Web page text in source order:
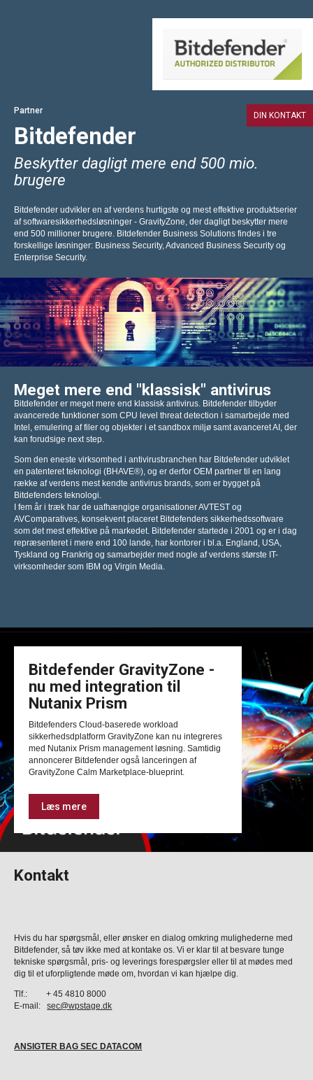
Partner
Bitdefender
Beskytter dagligt mere end 500 mio.
brugere
Bitdefender udvikler en af verdens hurtigste og mest effektive produktserier
af softwaresikkerhedsløsninger - GravityZone, der dagligt beskytter mere
end 500 millioner brugere. Bitdefender Business Solutions findes i tre
forskellige løsninger: Business Security, Advanced Business Security og
Enterprise Security.
Meget mere end "klassisk" antivirus
Bitdefender er meget mere end klassisk antivirus. Bitdefender tilbyder
avancerede funktioner som CPU level threat detection i samarbejde med
Intel, emulering af filer og objekter i et sandbox miljø samt avanceret AI, der
kan forudsige next step.
Som den eneste virksomhed i antivirusbranchen har Bitdefender udviklet
en patenteret teknologi (BHAVE®), og er derfor OEM partner til en lang
række af verdens mest kendte antivirus brands, som er bygget på
Bitdefenders teknologi.
I fem år i træk har de uafhængige organisationer AVTEST og
AVComparatives, konsekvent placeret Bitdefenders sikkerhedssoftware
som det mest effektive på markedet. Bitdefender startede i 2001 og er i dag
repræsenteret i mere end 100 lande, har kontorer i bl.a. England, USA,
Tyskland og Frankrig og samarbejder med nogle af verdens største IT-
virksomheder som IBM og Virgin Media.
DIN KONTAKT
Bitdefender GravityZone -
nu med integration til
Nutanix Prism
Bitdefenders Cloud-baserede workload
sikkerhedsdplatform GravityZone kan nu integreres
med Nutanix Prism management løsning. Samtidig
annoncerer Bitdefender også lanceringen af
GravityZone Calm Marketplace-blueprint.
Læs mere
Kontakt
Hvis du har spørgsmål, eller ønsker en dialog omkring mulighederne med
Bitdefender, så tøv ikke med at kontake os. Vi er klar til at besvare tunge
tekniske spørgsmål, pris- og leverings forespørgsler eller til at mødes med
dig til et uforpligtende møde om, hvordan vi kan hjælpe dig.
Tlf.: + 45 4810 8000
E-mail:sec@wpstage.dk
ANSIGTER BAG SEC DATACOM